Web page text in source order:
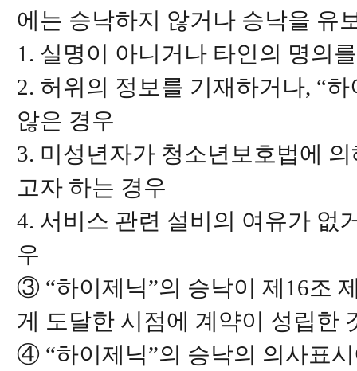
에는 승낙하지 않거나 승낙을 유
1. 실명이 아니거나 타인의 명의
2. 허위의 정보를 기재하거나, “
않은 경우
3. 미성년자가 청소년보호법에
고자 하는 경우
4. 서비스 관련 설비의 여유가 없
우
③ “하이제닉”의 승낙이 제16조
게 도달한 시점에 계약이 성립한
④ “하이제닉”의 승낙의 의사표